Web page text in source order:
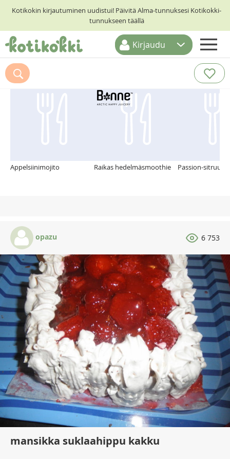
Kotikokin kirjautuminen uudistui! Päivitä Alma-tunnuksesi Kotikokki-
tunnukseen täällä
ETUSIVU
RESEPTIHAKU
Kirjaudu
Suosittelemme myös
Appelsiinimojito Raikas hedelmäsmoothie Passion-
opazu 6 753
mansikka suklaahippu kakku